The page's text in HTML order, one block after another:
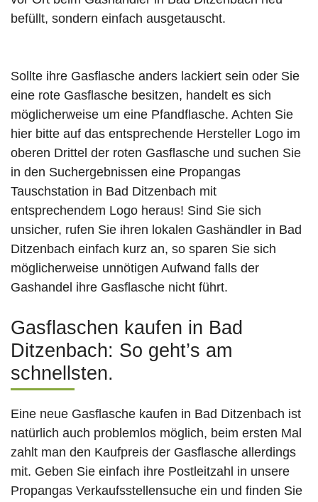
befüllt, sondern einfach ausgetauscht.
Sollte ihre Gasflasche anders lackiert sein oder Sie
eine rote Gasflasche besitzen, handelt es sich
möglicherweise um eine Pfandflasche. Achten Sie
hier bitte auf das entsprechende Hersteller Logo im
oberen Drittel der roten Gasflasche und suchen Sie
in den Suchergebnissen eine Propangas
Tauschstation in Bad Ditzenbach mit
entsprechendem Logo heraus! Sind Sie sich
unsicher, rufen Sie ihren lokalen Gashändler in Bad
Ditzenbach einfach kurz an, so sparen Sie sich
möglicherweise unnötigen Aufwand falls der
Gashandel ihre Gasflasche nicht führt.
Gasflaschen kaufen in Bad
Ditzenbach: So geht’s am
schnellsten.
Eine neue Gasflasche kaufen in Bad Ditzenbach ist
natürlich auch problemlos möglich, beim ersten Mal
zahlt man den Kaufpreis der Gasflasche allerdings
mit. Geben Sie einfach ihre Postleitzahl in unsere
Propangas Verkaufsstellensuche ein und finden Sie